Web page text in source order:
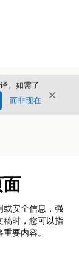
。如需了
而非现在 关闭
或安全信息，强
稿时，您可以指
要内容。